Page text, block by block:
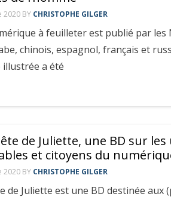
2020 BY CHRISTOPHE GILGER
à feuilleter est publié par les
chinois, espagnol, français et
a été
de Juliette, une BD sur les
et citoyens du
2020 BY CHRISTOPHE GILGER
de Juliette est une BD destinée aux